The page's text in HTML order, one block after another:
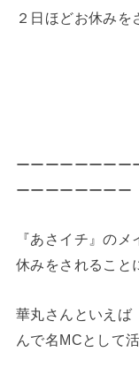
２日ほどお休みを
ーーーーーーーー
ーーーーーーーー
『あさイチ』の
休みをされること
華丸さんといえば
んで名MCとして